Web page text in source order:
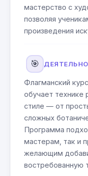
мастерство с
позволяя
произведения
🎯
Флагманский
обучает технике
стиле — от
сложных
Программа
мастерам, так и
желающим
востребованную